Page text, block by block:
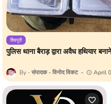
शिवपुरी
पुलिस थाना बैराड़ द्वारा अवैध हथियार
संपादक - विनोद विकट April